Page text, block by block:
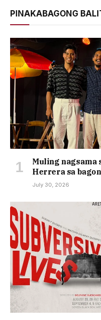
PINAKABAGONG
Muling nagsama
Herrera sa
July 30, 2026